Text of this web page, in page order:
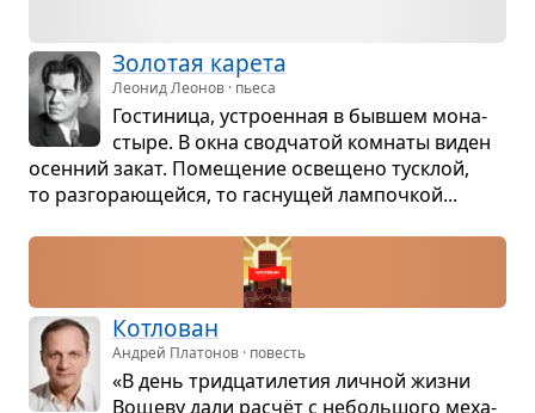
Золо­тая карета
Леонид Леонов · пьеса
Гости­ница, устро­ен­ная в быв­шем мона­
стыре. В окна свод­ча­той ком­наты виден
осен­ний закат. Поме­ще­ние осве­щено тус­клой,
то раз­го­ра­ю­щейся, то гас­ну­щей лам­поч­кой...
Кот­ло­ван
Андрей Платонов · повесть
«В день трид­ца­ти­ле­тия лич­ной жизни
Вощеву дали рас­чёт с неболь­шого меха­